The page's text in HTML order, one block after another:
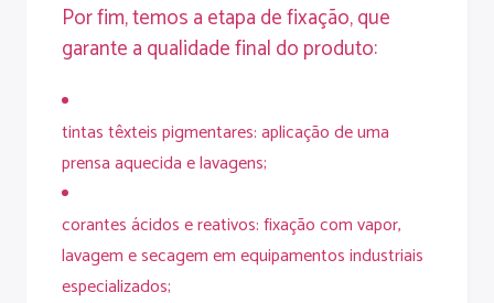
Por fim, temos a etapa de fixação, que
garante a qualidade final do produto:
tintas têxteis pigmentares: aplicação de uma
prensa aquecida e lavagens;
corantes ácidos e reativos: fixação com vapor,
lavagem e secagem em equipamentos industriais
especializados;